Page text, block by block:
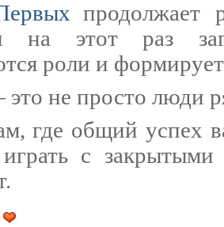
продолжает
на этот раз
роли и
не просто люди
где общий успех
с закрытыми